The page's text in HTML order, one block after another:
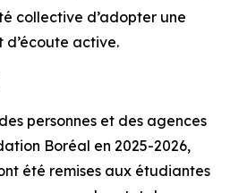
collective d’adopter une
active.
personnes et des agences
Boréal en 2025-2026,
été remises aux étudiantes